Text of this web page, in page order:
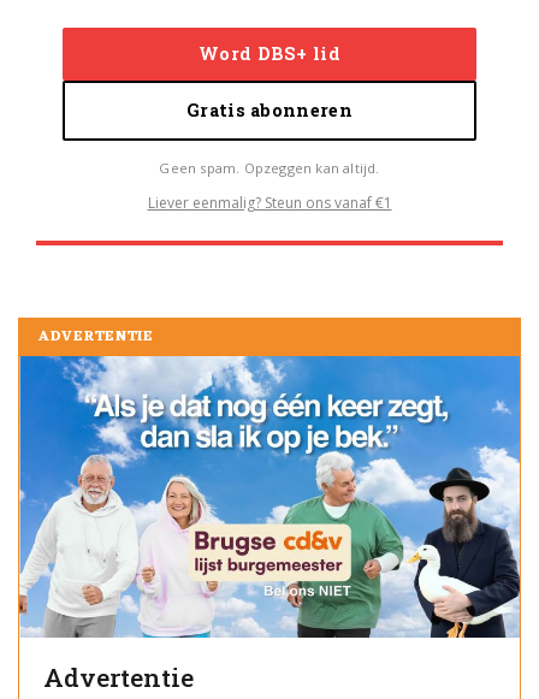
Word DBS+ lid
Gratis abonneren
Geen spam. Opzeggen kan altijd.
Liever eenmalig? Steun ons vanaf €1
ADVERTENTIE
Advertentie